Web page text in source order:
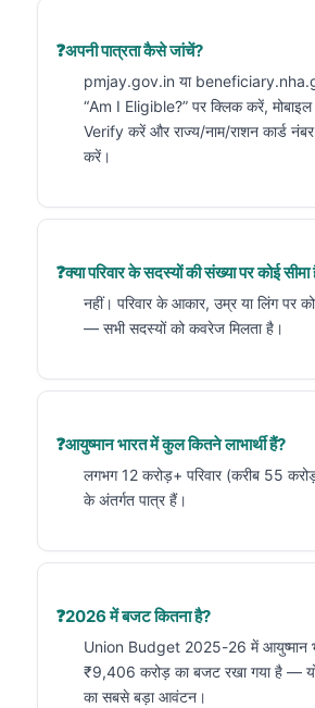
अपनी पात्रता कैसे जांचें?
pmjay.gov.in या
“Am I Eligible?” पर क्लिक करें,
Verify करें और राज्य/नाम/राशन कार्ड
करें।
क्या परिवार के सदस्यों की संख्या पर कोई सीमा
नहीं। परिवार के आकार, उम्र या लिंग पर
— सभी सदस्यों को कवरेज मिलता है।
आयुष्मान भारत में कुल कितने लाभार्थी हैं?
लगभग 12 करोड़+ परिवार (करीब 55
के अंतर्गत पात्र हैं।
2026 में बजट कितना है?
Union Budget 2025-26 में आयुष्मान
₹9,406 करोड़ का बजट रखा गया है —
का सबसे बड़ा आवंटन।